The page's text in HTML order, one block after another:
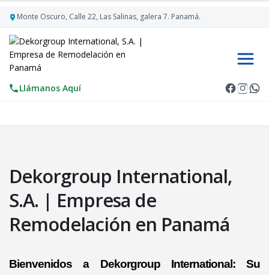
Monte Oscuro, Calle 22, Las Salinas, galera 7. Panamá.
Llámanos Aquí
Dekorgroup International,
S.A. | Empresa de
Remodelación en Panamá
Bienvenidos a Dekorgroup International: Su